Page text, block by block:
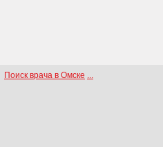
Поиск врача в Омске ...